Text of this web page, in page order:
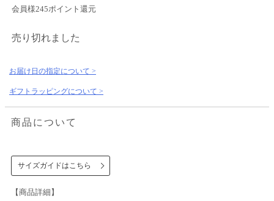
会員様245ポイント還元
売り切れました
お届け日の指定について >
ギフトラッピングについて >
商品について
サイズガイドはこちら
【商品詳細】